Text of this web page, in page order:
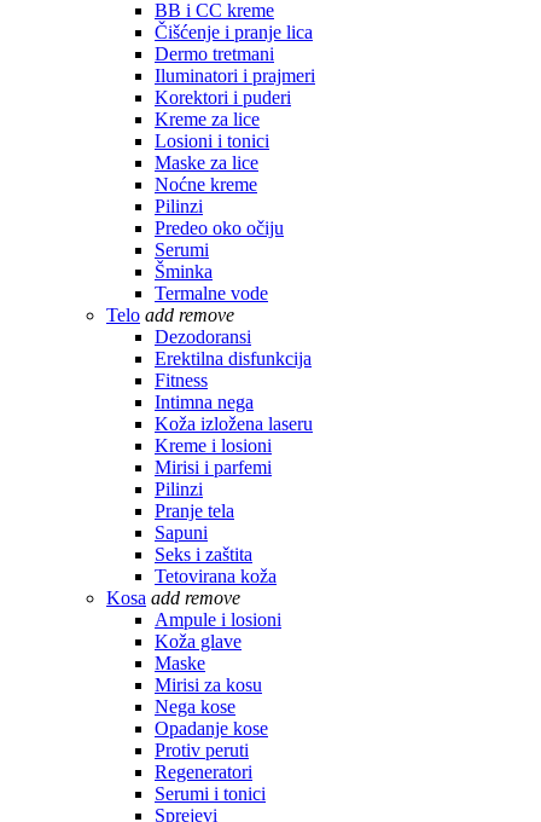
BB i CC kreme
Čišćenje i pranje lica
Dermo tretmani
Iluminatori i prajmeri
Korektori i puderi
Kreme za lice
Losioni i tonici
Maske za lice
Noćne kreme
Pilinzi
Predeo oko očiju
Serumi
Šminka
Termalne vode
Telo add remove
Dezodoransi
Erektilna disfunkcija
Fitness
Intimna nega
Koža izložena laseru
Kreme i losioni
Mirisi i parfemi
Pilinzi
Pranje tela
Sapuni
Seks i zaštita
Tetovirana koža
Kosa add remove
Ampule i losioni
Koža glave
Maske
Mirisi za kosu
Nega kose
Opadanje kose
Protiv peruti
Regeneratori
Serumi i tonici
Sprejevi